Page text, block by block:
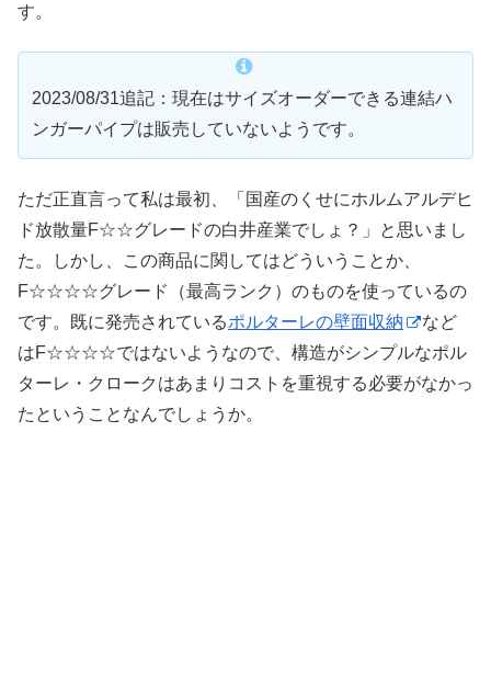
す。
2023/08/31追記：現在はサイズオーダーできる連結ハ
ンガーパイプは販売していないようです。
ただ正直言って私は最初、「国産のくせにホルムアルデヒ
ド放散量F☆☆グレードの白井産業でしょ？」と思いまし
た。しかし、この商品に関してはどういうことか、
F☆☆☆☆グレード（最高ランク）のものを使っているの
です。既に発売されているポルターレの壁面収納
など
はF☆☆☆☆ではないようなので、構造がシンプルなポル
ターレ・クロークはあまりコストを重視する必要がなかっ
たということなんでしょうか。